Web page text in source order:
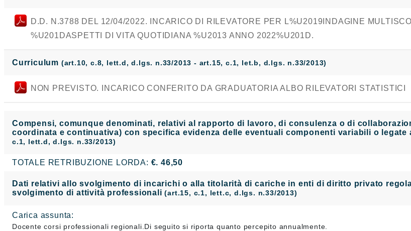
D.D. N.3788 DEL 12/04/2022. INCARICO DI RILEVATORE PER L%U2019INDAGINE
%U201DASPETTI DI VITA QUOTIDIANA %U2013 ANNO 2022%U201D.
Curriculum (art.10, c.8, lett.d, d.lgs. n.33/2013 - art.15, c.1, let.b, d.lgs. n.33/2013)
NON PREVISTO. INCARICO CONFERITO DA GRADUATORIA ALBO RILEVATORI STATISTICI
Compensi, comunque denominati, relativi al rapporto di lavoro, di consulenza o di
coordinata e continuativa) con specifica evidenza delle eventuali componenti variabili o
c.1, lett.d, d.lgs. n.33/2013)
TOTALE RETRIBUZIONE LORDA: €. 46,50
Dati relativi allo svolgimento di incarichi o alla titolarità di cariche in enti di diritto privato
svolgimento di attività professionali(art.15, c.1, lett.c, d.lgs. n.33/2013)
Carica assunta:
Docente corsi professionali regionali.Di seguito si riporta quanto percepito annualmente.